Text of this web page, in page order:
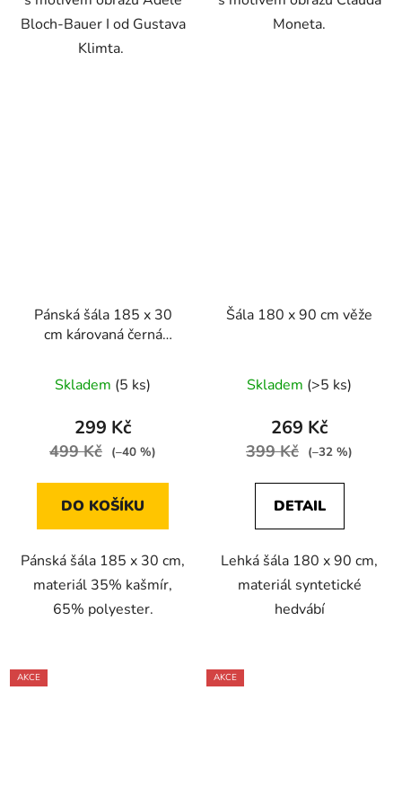
Bloch-Bauer I od Gustava
Klimta.
Moneta.
Pánská šála 185 x 30
cm károvaná černá
Skladem (5 ks)
299 Kč
499 Kč (–40 %)
DO KOŠÍKU
Pánská šála 185 x 30 cm,
materiál 35% kašmír,
65% polyester.
Šála 180 x 90 cm věže
Skladem (>5 ks)
269 Kč
399 Kč (–32 %)
DETAIL
Lehká šála 180 x 90 cm,
materiál syntetické
hedvábí
AKCE AKCE